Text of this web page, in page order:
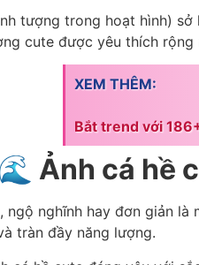
tượng trong hoạt hình)
cute được yêu thích
XEM THÊM:
Bắt trend với
🌊 Ảnh cá hề
ngộ nghĩnh hay đơn giản
tràn đầy năng lượng.